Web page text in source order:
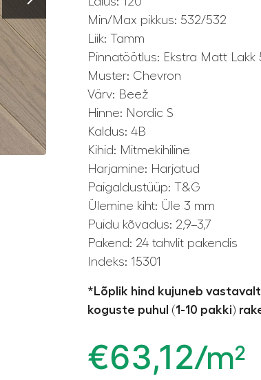
Min/Max pikkus: 532/532
Liik: Tamm
Pinnatöötlus: Ekstra Matt Lakk
Muster: Chevron
Värv: Beež
Hinne: Nordic S
Kaldus: 4B
Kihid: Mitmekihiline
Harjamine: Harjatud
Paigaldustüüp: T&G
Ülemine kiht: Üle 3 mm
Puidu kõvadus: 2,9–3,7
Pakend: 24 tahvlit pakendis
Indeks: 15301
*Lõplik hind kujuneb
koguste puhul (1-10 pakki)
€63,12/m²